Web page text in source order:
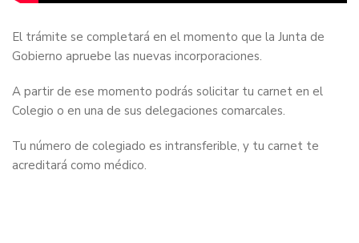
El trámite se completará en el momento que la Junta de
Gobierno apruebe las nuevas incorporaciones.
A partir de ese momento podrás solicitar tu carnet en el
Colegio o en una de sus delegaciones comarcales.
Tu número de colegiado es intransferible, y tu carnet te
acreditará como médico.